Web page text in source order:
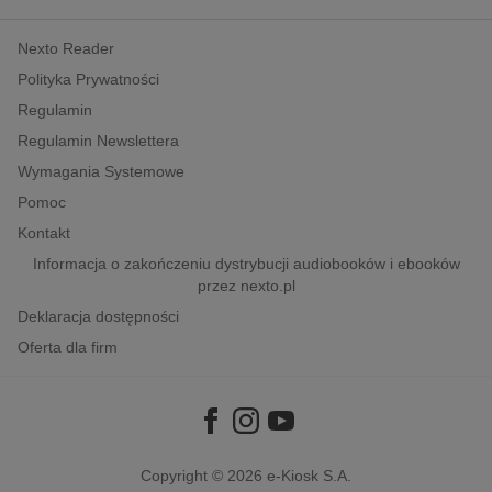
polityka, społeczno-informacyjne
psychologiczne
inne
popularno-naukowe
historia
Nexto Reader
Polityka Prywatności
Regulamin
Regulamin Newslettera
Wymagania Systemowe
Pomoc
Kontakt
Informacja o zakończeniu dystrybucji audiobooków i ebooków
przez nexto.pl
Deklaracja dostępności
Oferta dla firm
Copyright © 2026 e-Kiosk S.A.